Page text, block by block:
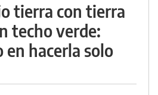
tierra con tierra
techo verde:
hacerla solo